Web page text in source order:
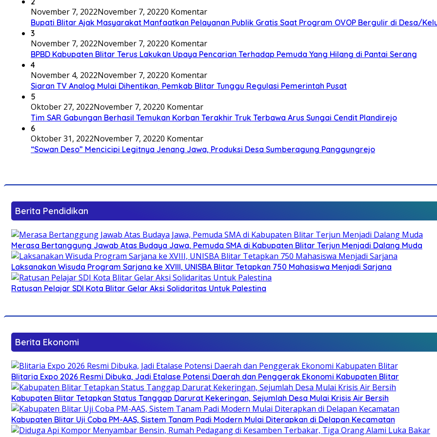
November 7, 2022November 7, 20220 Komentar
Bupati Blitar Ajak Masyarakat Manfaatkan Pelayanan Publik Gratis Saat Program OVOP Bergulir di Desa/
3
November 7, 2022November 7, 20220 Komentar
BPBD Kabupaten Blitar Terus Lakukan Upaya Pencarian Terhadap Pemuda Yang Hilang di Pantai Serang
4
November 4, 2022November 7, 20220 Komentar
Siaran TV Analog Mulai Dihentikan, Pemkab Blitar Tunggu Regulasi Pemerintah Pusat
5
Oktober 27, 2022November 7, 20220 Komentar
Tim SAR Gabungan Berhasil Temukan Korban Terakhir Truk Terbawa Arus Sungai Cendit Plandirejo
6
Oktober 31, 2022November 7, 20220 Komentar
“Sowan Deso” Mencicipi Legitnya Jenang Jawa, Produksi Desa Sumberagung Panggungrejo
Berita Pendidikan
Merasa Bertanggung Jawab Atas Budaya Jawa, Pemuda SMA di Kabupaten Blitar Terjun Menjadi Dalang Muda
Laksanakan Wisuda Program Sarjana ke XVIII, UNISBA Blitar Tetapkan 750 Mahasiswa Menjadi Sarjana
Ratusan Pelajar SDI Kota Blitar Gelar Aksi Solidaritas Untuk Palestina
Berita Ekonomi
Blitaria Expo 2026 Resmi Dibuka, Jadi Etalase Potensi Daerah dan Penggerak Ekonomi Kabupaten Blitar
Kabupaten Blitar Tetapkan Status Tanggap Darurat Kekeringan, Sejumlah Desa Mulai Krisis Air Bersih
Kabupaten Blitar Uji Coba PM-AAS, Sistem Tanam Padi Modern Mulai Diterapkan di Delapan Kecamatan